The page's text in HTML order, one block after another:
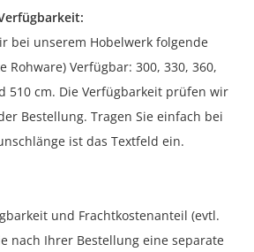
bei unserem Hobelwerk folgende
Rohware) Verfügbar: 300, 330, 360,
510 cm. Die Verfügbarkeit prüfen wir
Bestellung. Tragen Sie einfach bei
ist das Textfeld ein.
und Frachtkostenanteil (evtl.
nach Ihrer Bestellung eine separate